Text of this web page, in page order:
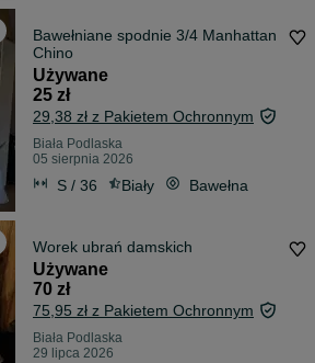
Bawełniane spodnie 3/4 Manhattan
Chino
Używane
25 zł
29,38 zł z Pakietem Ochronnym
Biała Podlaska
05 sierpnia 2026
S / 36 Biały Bawełna
Worek ubrań damskich
Używane
70 zł
75,95 zł z Pakietem Ochronnym
Biała Podlaska
29 lipca 2026